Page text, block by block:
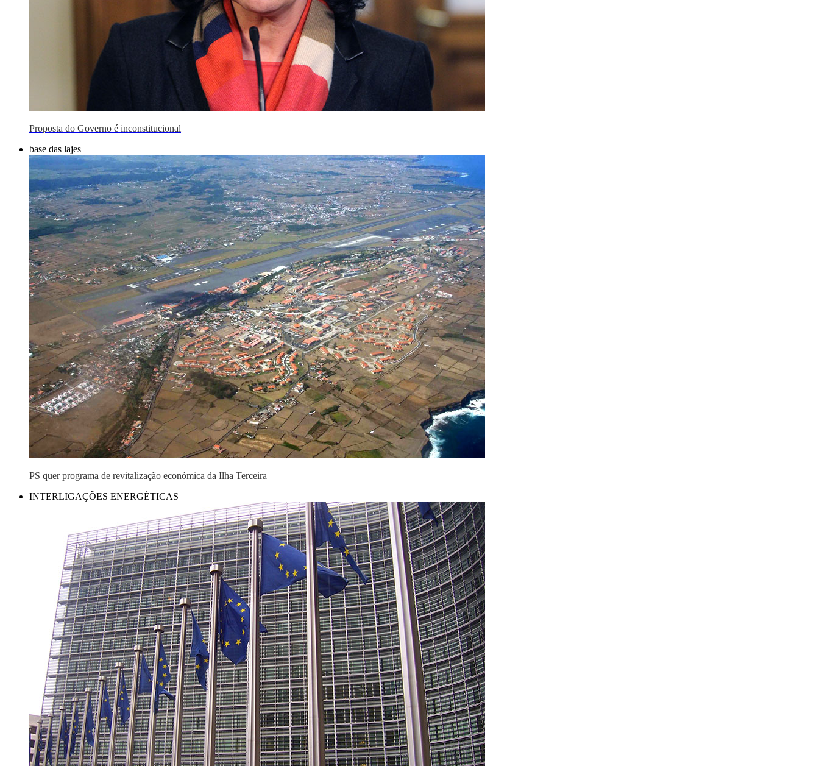
Proposta do Governo é inconstitucional
base das lajes
PS quer programa de revitalização económica da Ilha Terceira
INTERLIGAÇÕES ENERGÉTICAS